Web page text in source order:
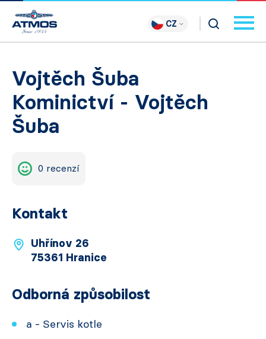
CZ
Vojtěch Šuba
Kominictví - Vojtěch
Šuba
0 recenzí
Kontakt
Uhřínov 26
75361 Hranice
Odborná způsobilost
a - Servis kotle